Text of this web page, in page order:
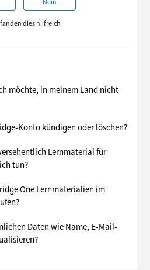
Nein
dies hilfreich
möchte, in meinem Land nicht
Konto kündigen oder löschen?
Lernmaterial für
tun?
One Lernmaterialien im
Daten wie Name, E-Mail-